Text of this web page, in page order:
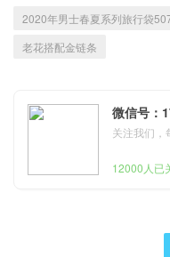
2020年男士春夏系列旅行袋
老花搭配金链条
微信号：
关注我们，
12000人已